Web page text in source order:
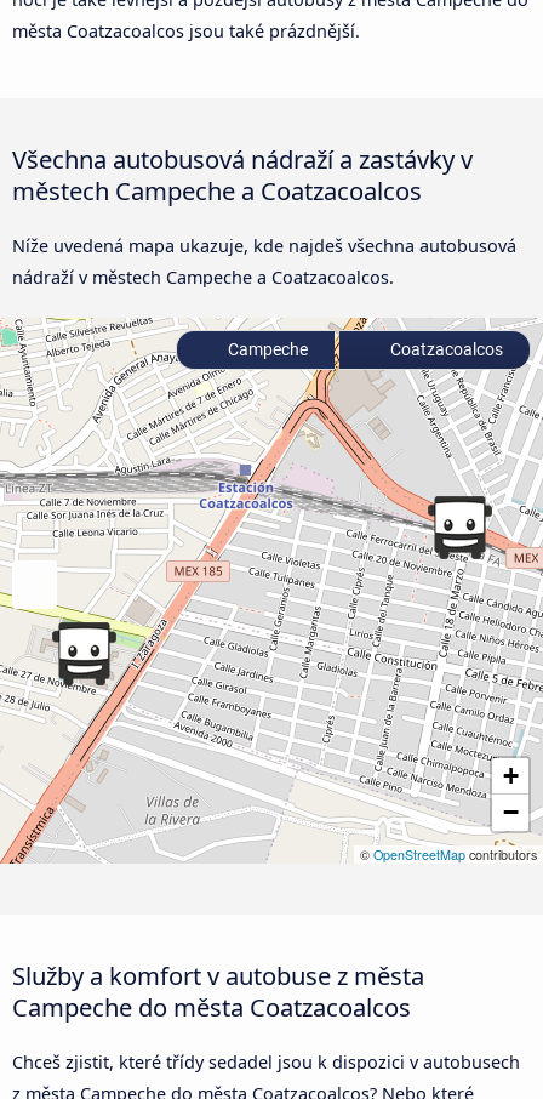
města Coatzacoalcos jsou také prázdnější.
Všechna autobusová nádraží a zastávky v
městech Campeche a Coatzacoalcos
Níže uvedená mapa ukazuje, kde najdeš všechna autobusová
nádraží v městech Campeche a Coatzacoalcos.
+
−
© OpenStreetMap contributors
Campeche Coatzacoalcos
Služby a komfort v autobuse z města
Campeche do města Coatzacoalcos
Chceš zjistit, které třídy sedadel jsou k dispozici v autobusech
z města Campeche do města Coatzacoalcos? Nebo které